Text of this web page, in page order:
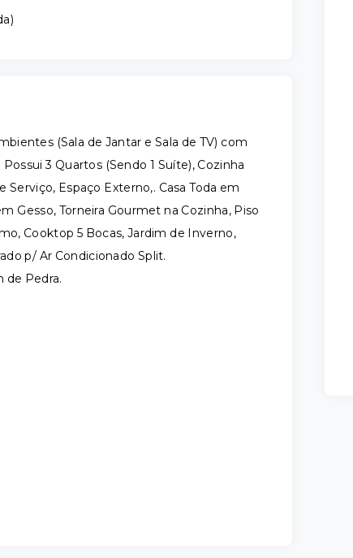
)
(Sala de Jantar e Sala de TV) com
3 Quartos (Sendo 1 Suíte), Cozinha
Espaço Externo,. Casa Toda em
Gesso, Torneira Gourmet na Cozinha, Piso
Cooktop 5 Bocas, Jardim de Inverno,
p/ Ar Condicionado Split.
de Pedra.